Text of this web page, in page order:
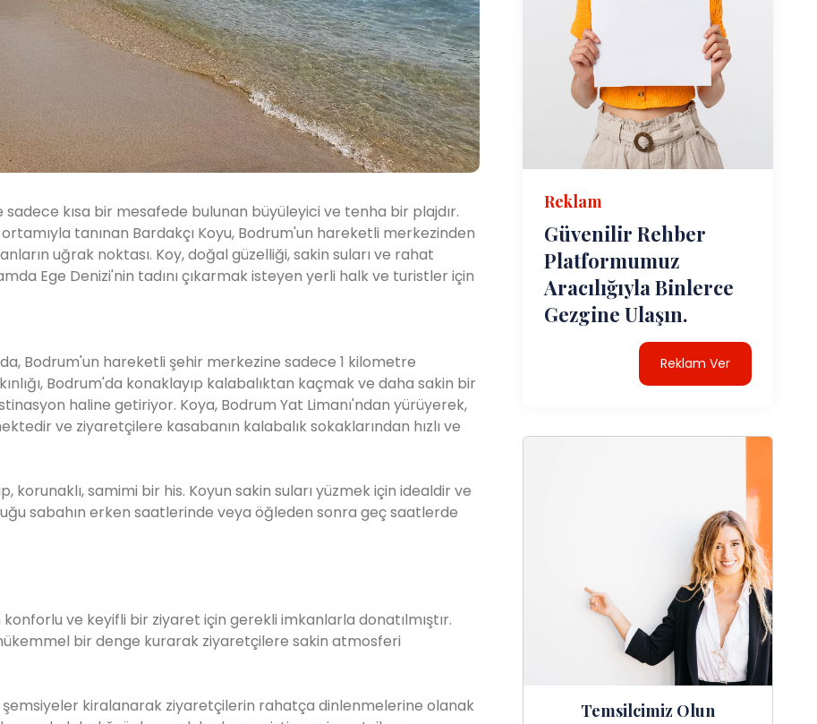
sadece kısa bir mesafede bulunan büyüleyici ve tenha bir plajdır.
tanınan Bardakçı Koyu, Bodrum'un hareketli merkezinden
uğrak noktası. Koy, doğal güzelliği, sakin suları ve rahat
Ege Denizi'nin tadını çıkarmak isteyen yerli halk ve turistler için
Bodrum'un hareketli şehir merkezine sadece 1 kilometre
Bodrum'da konaklayıp kalabalıktan kaçmak ve daha sakin bir
haline getiriyor. Koya, Bodrum Yat Limanı'ndan yürüyerek,
ve ziyaretçilere kasabanın kalabalık sokaklarından hızlı ve
korunaklı, samimi bir his. Koyun sakin suları yüzmek için idealdir ve
sabahın erken saatlerinde veya öğleden sonra geç saatlerde
ve keyifli bir ziyaret için gerekli imkanlarla donatılmıştır.
bir denge kurarak ziyaretçilere sakin atmosferi
kiralanarak ziyaretçilerin rahatça dinlenmelerine olanak
Reklam
Güvenilir Rehber
Platformumuz
Aracılığıyla Binlerce
Gezgine Ulaşın.
Reklam Ver
Temsilcimiz Olun